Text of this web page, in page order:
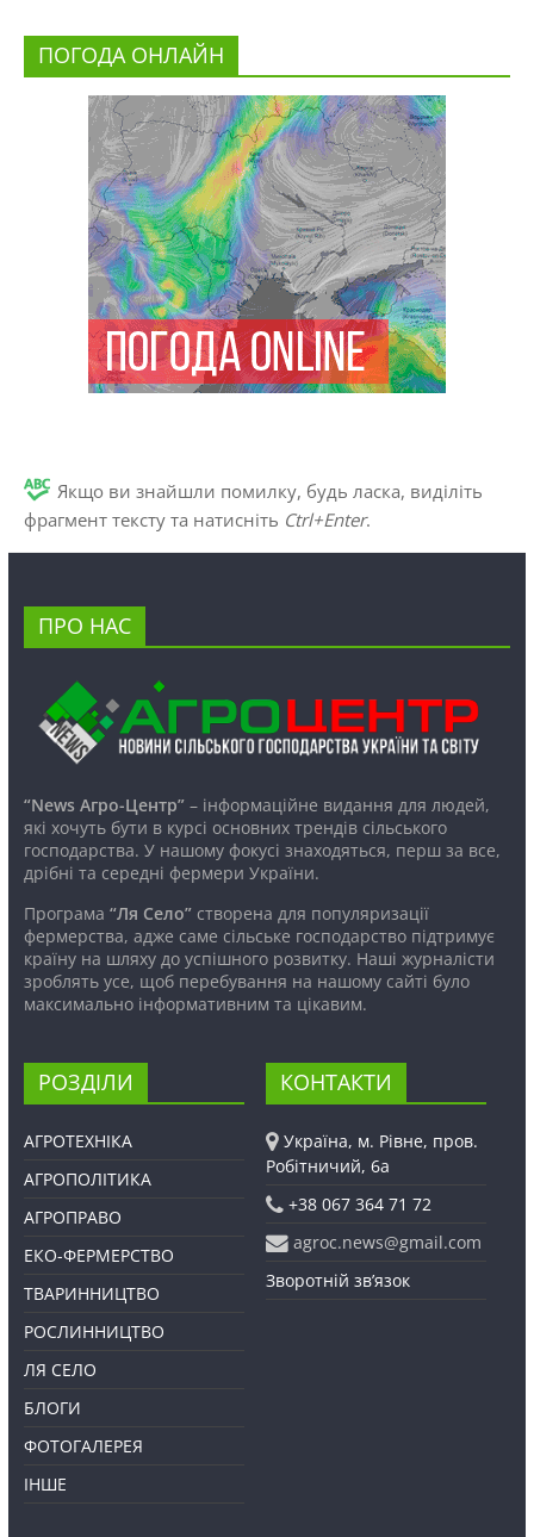
ПОГОДА ОНЛАЙН
Якщо ви знайшли помилку, будь ласка, виділіть
фрагмент тексту та натисніть Ctrl+Enter.
ПРО НАС
“News Агро-Центр”– інформаційне видання для людей,
які хочуть бути в курсі основних трендів сільського
господарства. У нашому фокусі знаходяться, перш за все,
дрібні та середні фермери України.
Програма “Ля Село”створена для популяризації
фермерства, адже саме сільське господарство підтримує
країну на шляху до успішного розвитку. Наші журналісти
зроблять усе, щоб перебування на нашому сайті було
максимально інформативним та цікавим.
РОЗДІЛИ
АГРОТЕХНІКА
АГРОПОЛІТИКА
АГРОПРАВО
ЕКО-ФЕРМЕРСТВО
ТВАРИННИЦТВО
РОСЛИННИЦТВО
ЛЯ СЕЛО
БЛОГИ
ФОТОГАЛЕРЕЯ
ІНШЕ
КОНТАКТИ
Україна, м. Рівне, пров.
Робітничий, 6а
+38 067 364 71 72
agroc.news@gmail.com
Зворотній зв’язок